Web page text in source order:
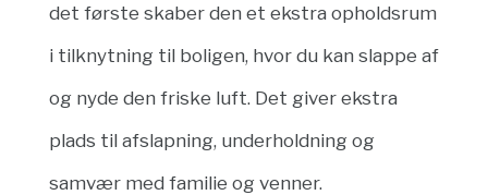
det første skaber den et ekstra opholdsrum
i tilknytning til boligen, hvor du kan slappe af
og nyde den friske luft. Det giver ekstra
plads til afslapning, underholdning og
samvær med familie og venner.